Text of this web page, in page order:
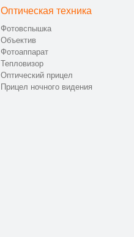
Оптическая техника
Фотовспышка
Объектив
Фотоаппарат
Тепловизор
Оптический прицел
Прицел ночного видения